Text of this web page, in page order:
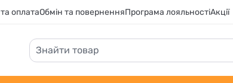
оплатаОбмін та поверненняПрограма лояльностіАкції